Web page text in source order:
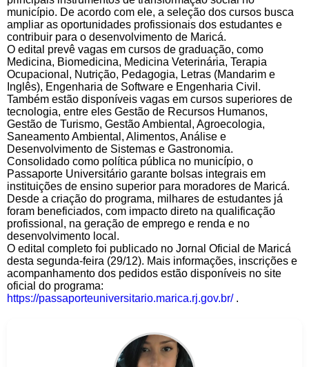
município. De acordo com ele, a seleção dos cursos busca
ampliar as oportunidades profissionais dos estudantes e
contribuir para o desenvolvimento de Maricá.
O edital prevê vagas em cursos de graduação, como
Medicina, Biomedicina, Medicina Veterinária, Terapia
Ocupacional, Nutrição, Pedagogia, Letras (Mandarim e
Inglês), Engenharia de Software e Engenharia Civil.
Também estão disponíveis vagas em cursos superiores de
tecnologia, entre eles Gestão de Recursos Humanos,
Gestão de Turismo, Gestão Ambiental, Agroecologia,
Saneamento Ambiental, Alimentos, Análise e
Desenvolvimento de Sistemas e Gastronomia.
Consolidado como política pública no município, o
Passaporte Universitário garante bolsas integrais em
instituições de ensino superior para moradores de Maricá.
Desde a criação do programa, milhares de estudantes já
foram beneficiados, com impacto direto na qualificação
profissional, na geração de emprego e renda e no
desenvolvimento local.
O edital completo foi publicado no Jornal Oficial de Maricá
desta segunda-feira (29/12). Mais informações, inscrições e
acompanhamento dos pedidos estão disponíveis no site
oficial do programa:
https://passaporteuniversitario.marica.rj.gov.br/.